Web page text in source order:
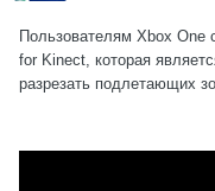
Пользователям Xbox One
for Kinect, которая
разрезать подлетающих